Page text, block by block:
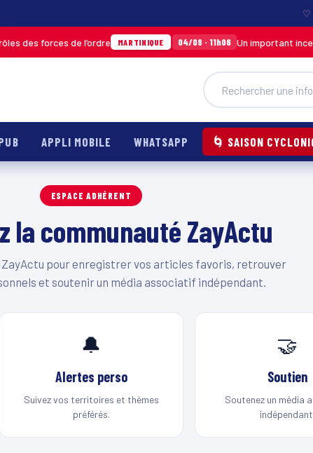
♡
des forces de l’ordre MARTINIQUE 04/08 · 11h06 Un important
APPLI MOBILE WHATSAPP 🌀 SAISON
ESPACE ADHÉRENT
la communauté ZayActu
pour enregistrer vos articles favoris, retrouver
et soutenir un média associatif indépendant.
🔔
Alertes perso
Suivez vos territoires et thèmes
préférés.
🤝
Soutien
Soutenez un média